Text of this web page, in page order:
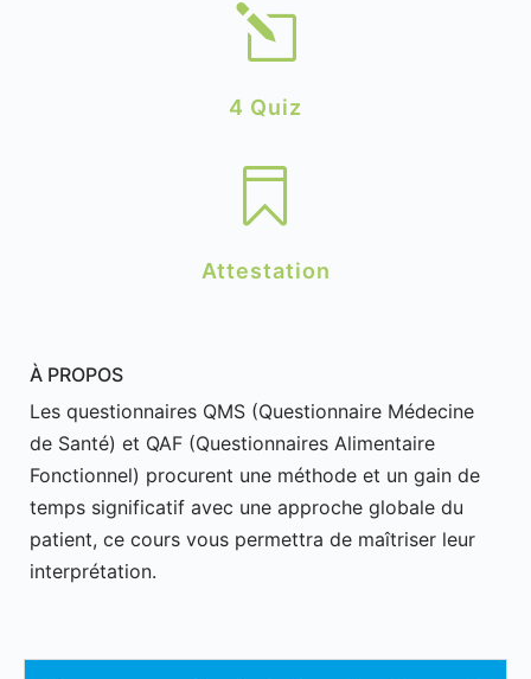
l
4 Quiz

Attestation
À PROPOS
Les questionnaires QMS (Questionnaire Médecine
de Santé) et QAF (Questionnaires Alimentaire
Fonctionnel) procurent une méthode et un gain de
temps significatif avec une approche globale du
patient, ce cours vous permettra de maîtriser leur
interprétation.